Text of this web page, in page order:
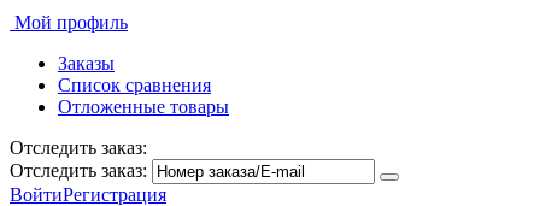
Мой профиль
Заказы
Список сравнения
Отложенные товары
Отследить заказ:
Отследить заказ:
ВойтиРегистрация